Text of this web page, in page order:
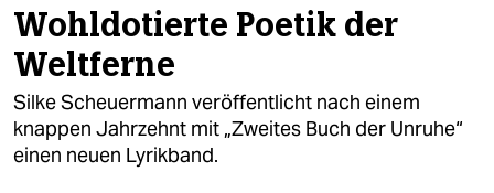
politik
öko
gesellschaft
Wohldotierte Poetik der
Weltferne
Silke Scheuermann veröffentlicht nach einem
knappen Jahrzehnt mit „Zweites Buch der Unruhe“
einen neuen Lyrikband.